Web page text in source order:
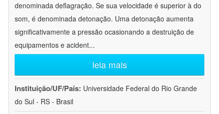
denominada deflagração. Se sua velocidade é superior à do
som, é denominada detonação. Uma detonação aumenta
significativamente a pressão ocasionando a destruição de
equipamentos e acident...
leia mais
Instituição/UF/País: Universidade Federal do Rio Grande
do Sul - RS - Brasil